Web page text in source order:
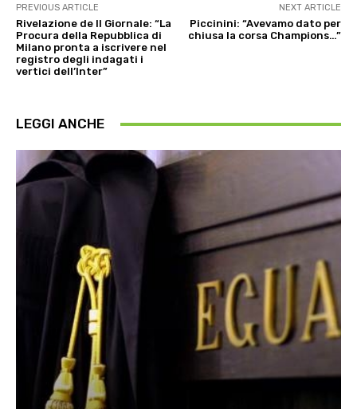
PREVIOUS ARTICLE
Rivelazione de Il Giornale: “La
Procura della Repubblica di
Milano pronta a iscrivere nel
registro degli indagati i
vertici dell’Inter”
NEXT ARTICLE
Piccinini: “Avevamo dato per
chiusa la corsa Champions…”
LEGGI ANCHE